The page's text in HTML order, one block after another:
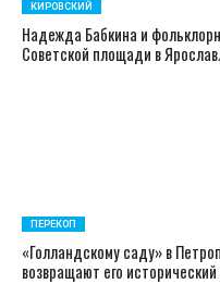
КИРОВСКИЙ
Надежда Бабкина и
Советской площади в
ПЕРЕКОП
«Голландскому саду» в
возвращают его